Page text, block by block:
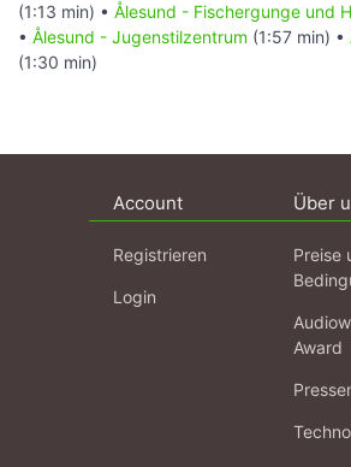
(1:13 min) • Ålesund - Fischergunge und
• Ålesund - Jugenstilzentrum (1:57 min) •
(1:30 min)
Account
Registrieren
Login
Über
Preise
Award